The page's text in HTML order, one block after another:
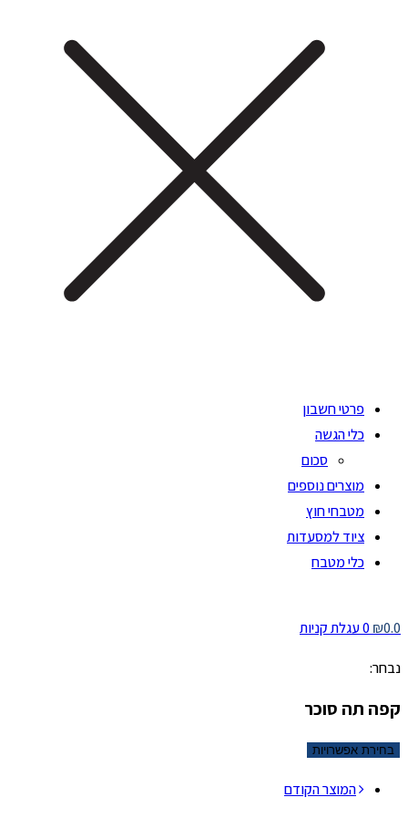
פרטי חשבון
כלי הגשה
סכום
מוצרים נוספים
מטבחי חוץ
ציוד למסעדות
כלי מטבח
₪0.0
0 עגלת קניות
נבחר:
קפה תה סוכר
בחירת אפשרויות
המוצר הקודם